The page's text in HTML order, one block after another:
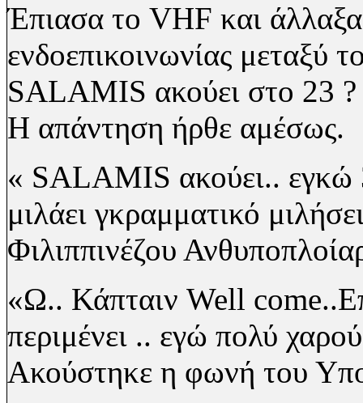
Έπιασα τοVHF και
ενδοεπικοινωνίας μεταξύ
SALAMIS ακούει στο 23
Η απάντηση ήρθε αμέσως.
« SALAMIS ακούει.. εγκώ
μιλάει γκραμματικό
Φιλιππινέζου
«Ω.. ΚάπταινWell come
περιμένει .. εγώ πολύ
Ακούστηκε η φωνή του